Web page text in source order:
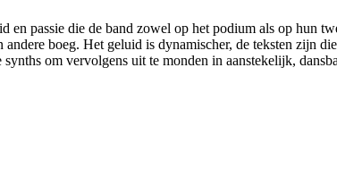
passie die de band zowel op het podium als op hun
boeg. Het geluid is dynamischer, de teksten zijn
om vervolgens uit te monden in aanstekelijk,